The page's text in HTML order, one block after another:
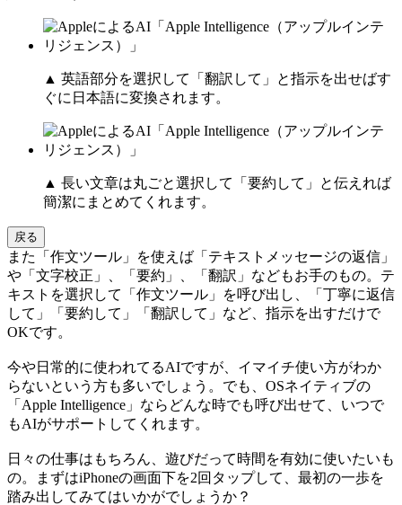
▲ 英語部分を選択して「翻訳して」と指示を出せばす
ぐに日本語に変換されます。
▲ 長い文章は丸ごと選択して「要約して」と伝えれば
簡潔にまとめてくれます。
戻る
また「作文ツール」を使えば「テキストメッセージの返信」
や「文字校正」、「要約」、「翻訳」などもお手のもの。テ
キストを選択して「作文ツール」を呼び出し、「丁寧に返信
して」「要約して」「翻訳して」など、指示を出すだけで
OKです。
今や日常的に使われてるAIですが、イマイチ使い方がわか
らないという方も多いでしょう。でも、OSネイティブの
「Apple Intelligence」ならどんな時でも呼び出せて、いつで
もAIがサポートしてくれます。
日々の仕事はもちろん、遊びだって時間を有効に使いたいも
の。まずはiPhoneの画面下を2回タップして、最初の一歩を
踏み出してみてはいかがでしょうか？